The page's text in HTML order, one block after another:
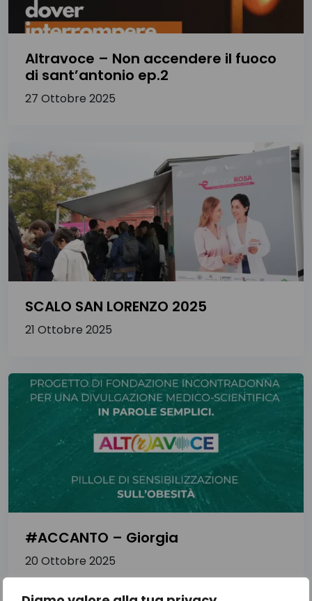
Altravoce – Non accendere il fuoco
di sant’antonio ep.2
27 Ottobre 2025
SCALO SAN LORENZO 2025
21 Ottobre 2025
#ACCANTO – Giorgia
20 Ottobre 2025